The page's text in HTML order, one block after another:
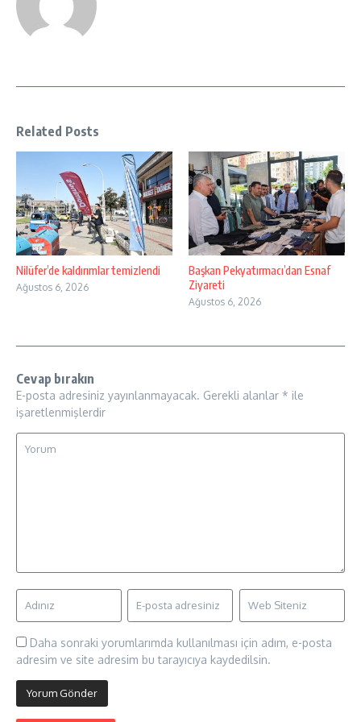
Related Posts
Nilüfer’de kaldırımlar temizlendi
Ağustos 6, 2026
Başkan Pekyatırmacı’dan Esnaf
Ziyareti
Ağustos 6, 2026
Cevap bırakın
E-posta adresiniz yayınlanmayacak. Gerekli alanlar * ile
işaretlenmişlerdir
Daha sonraki yorumlarımda kullanılması için adım, e-posta
adresim ve site adresim bu tarayıcıya kaydedilsin.